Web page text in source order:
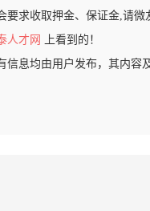
要求收取押金、保证金,请微
人才网
上看到的！
信息均由用户发布，其内容